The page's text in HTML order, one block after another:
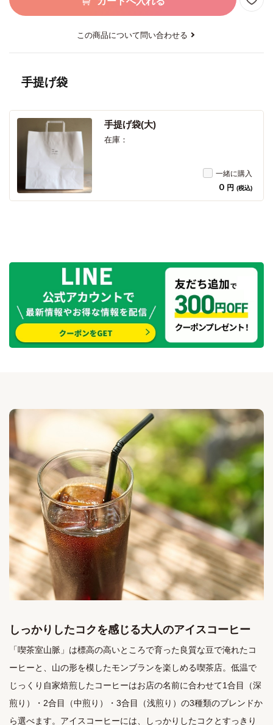
この商品について問い合わせる
手提げ袋
手提げ袋(大)
在庫：
一緒に購入
0 円 (税込)
しっかりしたコクを感じる大人のアイスコーヒー
「喫茶室山脈」は標高の高いところで育った良質な豆で淹れたコ
ーヒーと、山の形を模したモンブランを楽しめる喫茶店。低温で
じっくり自家焙煎したコーヒーはお店の名前に合わせて1合目（深
煎り）・2合目（中煎り）・3合目（浅煎り）の3種類のブレンドか
ら選べます。アイスコーヒーには、しっかりしたコクとすっきり